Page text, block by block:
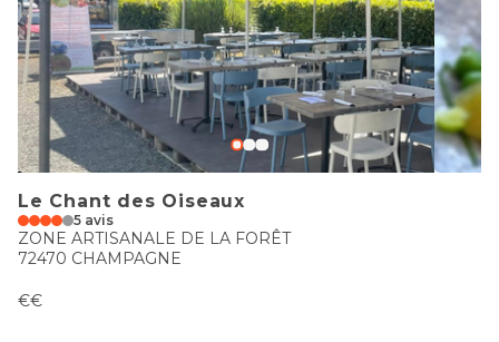
Le Chant des Oiseaux
5 avis
ZONE ARTISANALE DE LA FORÊT
72470 CHAMPAGNE
€€